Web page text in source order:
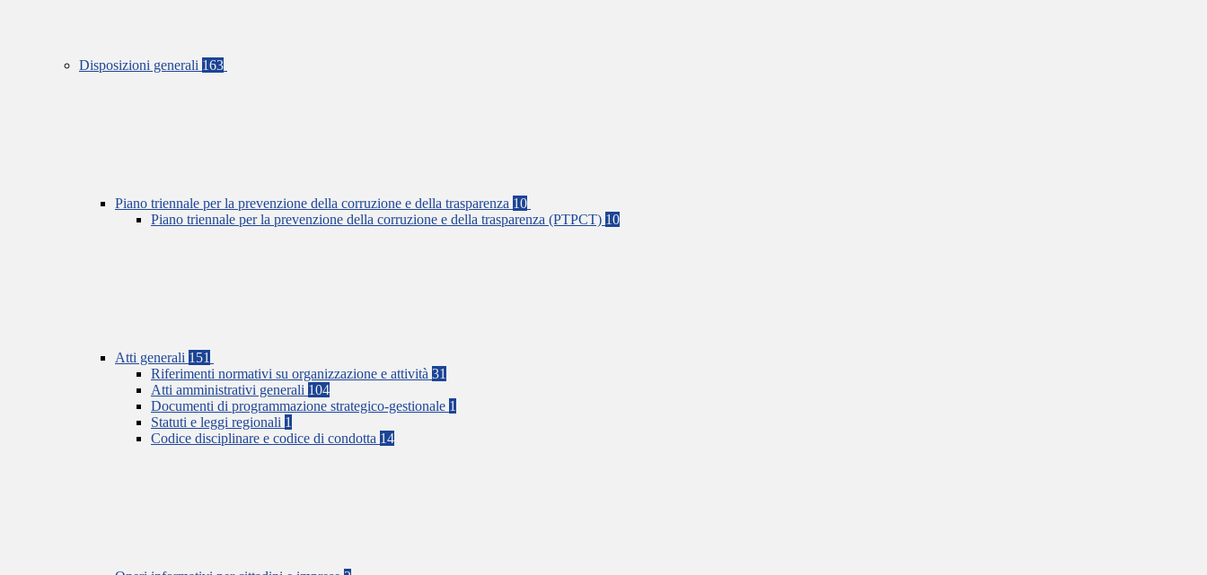
Disposizioni generali 163
Piano triennale per la prevenzione della corruzione e della trasparenza 10
Piano triennale per la prevenzione della corruzione e della trasparenza (PTPCT) 10
Atti generali 151
Riferimenti normativi su organizzazione e attività 31
Atti amministrativi generali 104
Documenti di programmazione strategico-gestionale 1
Statuti e leggi regionali 1
Codice disciplinare e codice di condotta 14